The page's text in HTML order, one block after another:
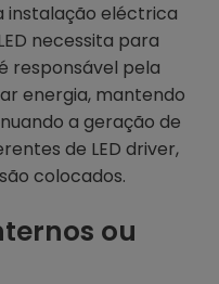
instalação eléctrica
necessita para
responsável pela
energia, mantendo
a geração de
de LED driver,
colocados.
ou